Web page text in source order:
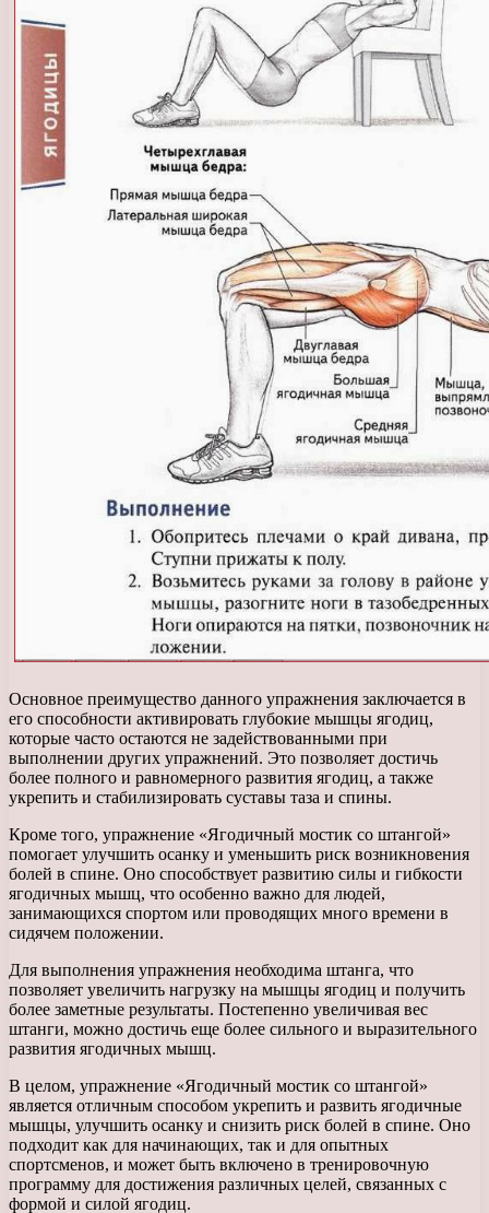
Основное преимущество данного упражнения заключается в
его способности активировать глубокие мышцы ягодиц,
которые часто остаются не задействованными при
выполнении других упражнений. Это позволяет достичь
более полного и равномерного развития ягодиц, а также
укрепить и стабилизировать суставы таза и спины.
Кроме того, упражнение «Ягодичный мостик со штангой»
помогает улучшить осанку и уменьшить риск возникновения
болей в спине. Оно способствует развитию силы и гибкости
ягодичных мышц, что особенно важно для людей,
занимающихся спортом или проводящих много времени в
сидячем положении.
Для выполнения упражнения необходима штанга, что
позволяет увеличить нагрузку на мышцы ягодиц и получить
более заметные результаты. Постепенно увеличивая вес
штанги, можно достичь еще более сильного и выразительного
развития ягодичных мышц.
В целом, упражнение «Ягодичный мостик со штангой»
является отличным способом укрепить и развить ягодичные
мышцы, улучшить осанку и снизить риск болей в спине. Оно
подходит как для начинающих, так и для опытных
спортсменов, и может быть включено в тренировочную
программу для достижения различных целей, связанных с
формой и силой ягодиц.